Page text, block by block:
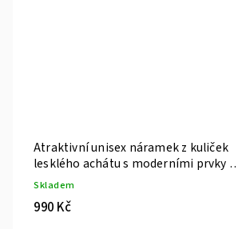
Atraktivní unisex náramek z kuliček
lesklého achátu s moderními prvky v
barvě stříbra
Skladem
990 Kč